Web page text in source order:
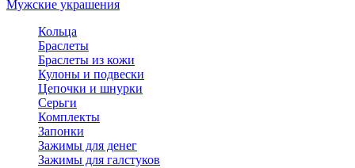
Мужские украшения
Кольца
Браслеты
Браслеты из кожи
Кулоны и подвески
Цепочки и шнурки
Серьги
Комплекты
Запонки
Зажимы для денег
Зажимы для галстуков